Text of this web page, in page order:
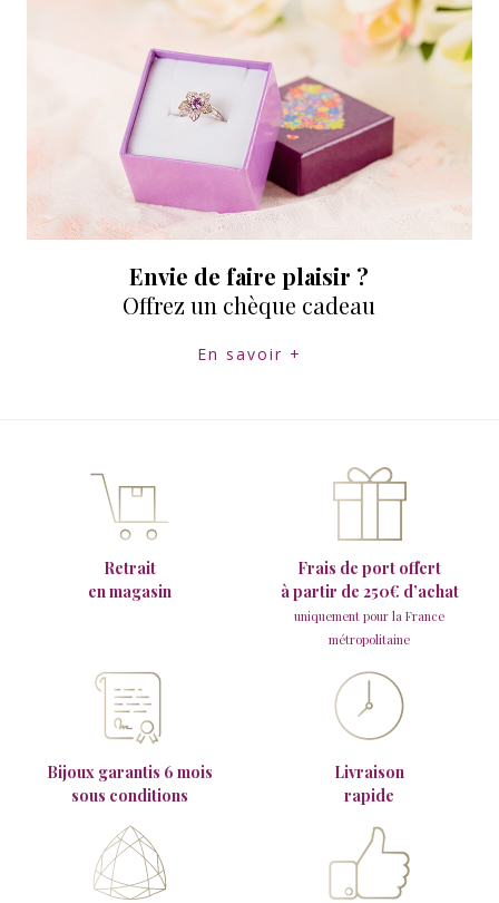
Envie de faire plaisir ?
Offrez un chèque cadeau
En savoir +
Retrait
en magasin
Frais de port offert
à partir de 250€ d’achat
uniquement pour la France
métropolitaine
Bijoux garantis 6 mois
sous conditions
Livraison
rapide